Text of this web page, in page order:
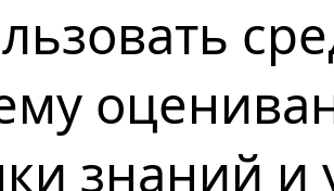
знаний и